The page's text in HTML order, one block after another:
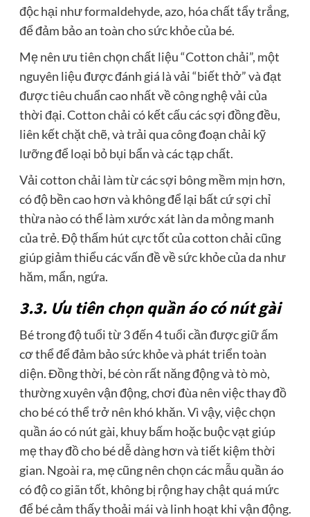
độc hại như formaldehyde, azo, hóa chất tẩy trắng,
để đảm bảo an toàn cho sức khỏe của bé.
Mẹ nên ưu tiên chọn chất liệu “Cotton chải”, một
nguyên liệu được đánh giá là vải “biết thở” và đạt
được tiêu chuẩn cao nhất về công nghệ vải của
thời đại. Cotton chải có kết cấu các sợi đồng đều,
liên kết chặt chẽ, và trải qua công đoạn chải kỹ
lưỡng để loại bỏ bụi bẩn và các tạp chất.
Vải cotton chải làm từ các sợi bông mềm mịn hơn,
có độ bền cao hơn và không để lại bất cứ sợi chỉ
thừa nào có thể làm xước xát làn da mỏng manh
của trẻ. Độ thấm hút cực tốt của cotton chải cũng
giúp giảm thiểu các vấn đề về sức khỏe của da như
hăm, mẩn, ngứa.
3.3. Ưu tiên chọn quần áo có nút gài
Bé trong độ tuổi từ 3 đến 4 tuổi cần được giữ ấm
cơ thể để đảm bảo sức khỏe và phát triển toàn
diện. Đồng thời, bé còn rất năng động và tò mò,
thường xuyên vận động, chơi đùa nên việc thay đồ
cho bé có thể trở nên khó khăn. Vì vậy, việc chọn
quần áo có nút gài, khuy bấm hoặc buộc vạt giúp
mẹ thay đồ cho bé dễ dàng hơn và tiết kiệm thời
gian. Ngoài ra, mẹ cũng nên chọn các mẫu quần áo
có độ co giãn tốt, không bị rộng hay chật quá mức
để bé cảm thấy thoải mái và linh hoạt khi vận động.